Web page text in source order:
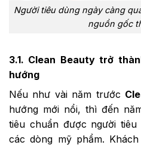
Người tiêu dùng ngày càng
nguồn gốc
3.1. Clean Beauty trở
hướng
Nếu như vài năm trước
hướng mới nổi, thì đến
tiêu chuẩn được người
các dòng mỹ phẩm.